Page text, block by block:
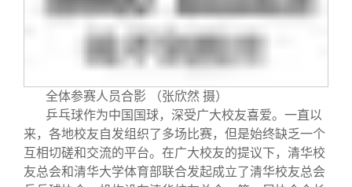
校友视界
理事会名单
制度法规
联系我们
全体参赛人员合影 （张欣然 摄）
乒乓球作为中国国球，深受广大校友喜爱。一直以
来，各地校友自发组织了多场比赛，但是始终缺乏一个
互相切磋和交流的平台。在广大校友的提议下，清华校
友总会和清华大学体育部联合发起成立了清华校友总会